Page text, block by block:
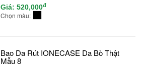
Giá: 520,000đ
Chọn màu:
Bao Da Rút IONECASE Da Bò Thật
Mẫu 8